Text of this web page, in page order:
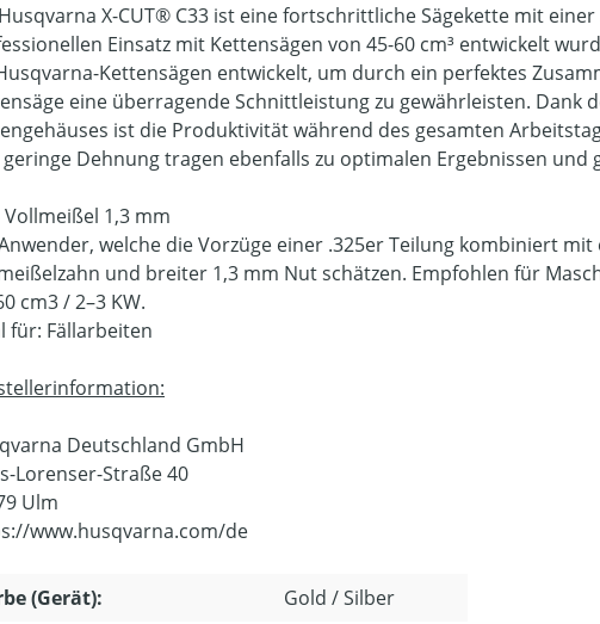
X-CUT® C33 ist eine fortschrittliche Sägekette mit
Einsatz mit Kettensägen von 45-60 cm³ entwickelt
Kettensägen entwickelt, um durch ein perfektes
eine überragende Schnittleistung zu gewährleisten. Dank
ist die Produktivität während des gesamten
Dehnung tragen ebenfalls zu optimalen Ergebnissen und
Vollmeißel 1,3 mm
welche die Vorzüge einer .325er Teilung kombiniert mit
und breiter 1,3 mm Nut schätzen. Empfohlen für
cm3 / 2–3 KW.
für: Fällarbeiten
Deutschland GmbH
Lorenser-Straße 40
Ulm
www.husqvarna.com/de
(Gerät):
Gold / Silber